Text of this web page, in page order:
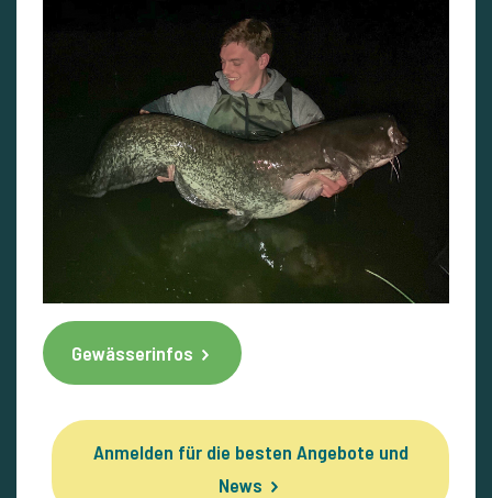
Gewässerinfos
Anmelden für die besten Angebote und
News